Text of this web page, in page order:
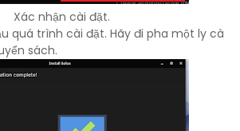
Xác nhận cài đặt.
quá trình cài đặt. Hãy đi pha một ly cà
sách.